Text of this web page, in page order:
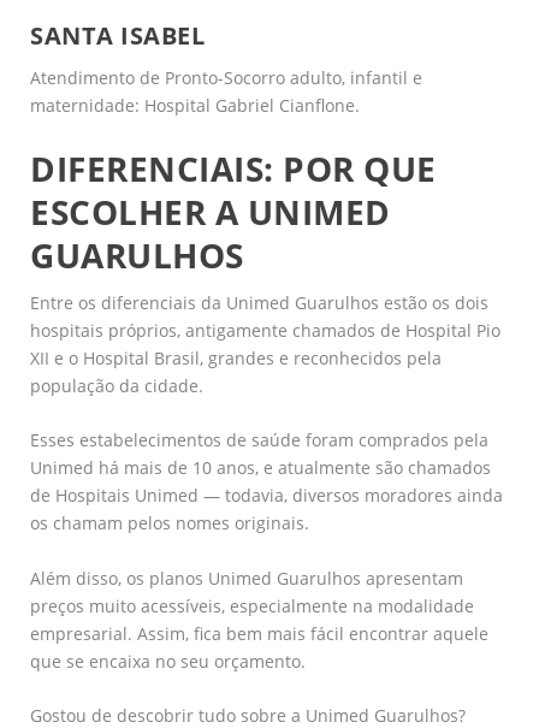
SANTA ISABEL
Atendimento de Pronto-Socorro adulto, infantil e
maternidade: Hospital Gabriel Cianflone.
DIFERENCIAIS: POR QUE
ESCOLHER A UNIMED
GUARULHOS
Entre os diferenciais da Unimed Guarulhos estão os dois
hospitais próprios, antigamente chamados de Hospital Pio
XII e o Hospital Brasil, grandes e reconhecidos pela
população da cidade.
Esses estabelecimentos de saúde foram comprados pela
Unimed há mais de 10 anos, e atualmente são chamados
de Hospitais Unimed — todavia, diversos moradores ainda
os chamam pelos nomes originais.
Além disso, os planos Unimed Guarulhos apresentam
preços muito acessíveis, especialmente na modalidade
empresarial. Assim, fica bem mais fácil encontrar aquele
que se encaixa no seu orçamento.
Gostou de descobrir tudo sobre a Unimed Guarulhos?